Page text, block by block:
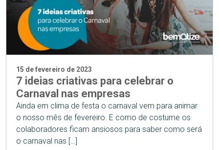
15 de fevereiro de 2023
7 ideias criativas para celebrar o
Carnaval nas empresas
Ainda em clima de festa o carnaval vem para animar
o nosso mês de fevereiro. E como de costume os
colaboradores ficam ansiosos para saber como será
o carnaval nas […]